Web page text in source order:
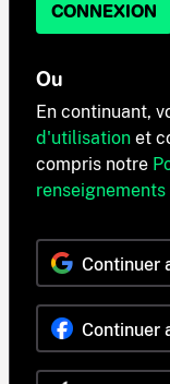
CONNEXION
Ou
En continuant,
d'utilisation et
compris notre
Continuer
Continuer